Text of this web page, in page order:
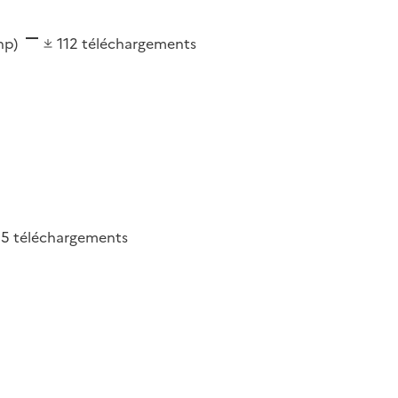
112 téléchargements
téléchargements